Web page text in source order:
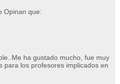
Opinan que:
ha gustado mucho, fue muy
para los profesores implicados en